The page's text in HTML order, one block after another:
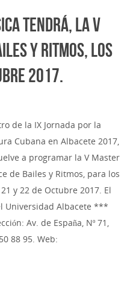
tendrá, la V
y Ritmos, los
2017.
de la IX Jornada por la
Cubana en Albacete 2017,
a programar la V Master
de Bailes y Ritmos, para los
y 22 de Octubre 2017. El
Universidad Albacete ***
Av. de España, Nº 71,
88 95. Web: